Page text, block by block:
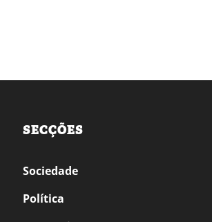
SECÇÕES
Sociedade
Política